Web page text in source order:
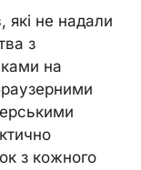
які не надали
з
на
з кожного